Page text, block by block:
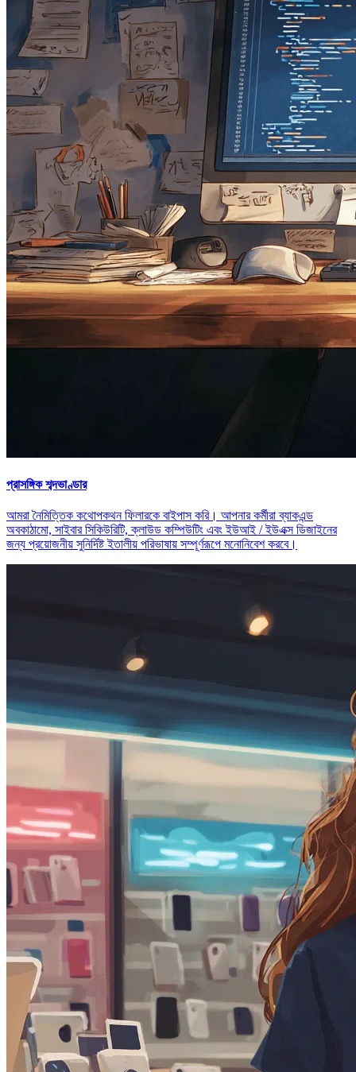
প্রাসঙ্গিক শব্দভাণ্ডার
আমরা নৈমিত্তিক কথোপকথন ফিলারকে বাইপাস করি। আপনার কর্মীরা ব্যাকএন্ড
অবকাঠামো, সাইবার সিকিউরিটি, ক্লাউড কম্পিউটিং এবং ইউআই / ইউএক্স ডিজাইনের
জন্য প্রয়োজনীয় সুনির্দিষ্ট ইতালীয় পরিভাষায় সম্পূর্ণরূপে মনোনিবেশ করবে।